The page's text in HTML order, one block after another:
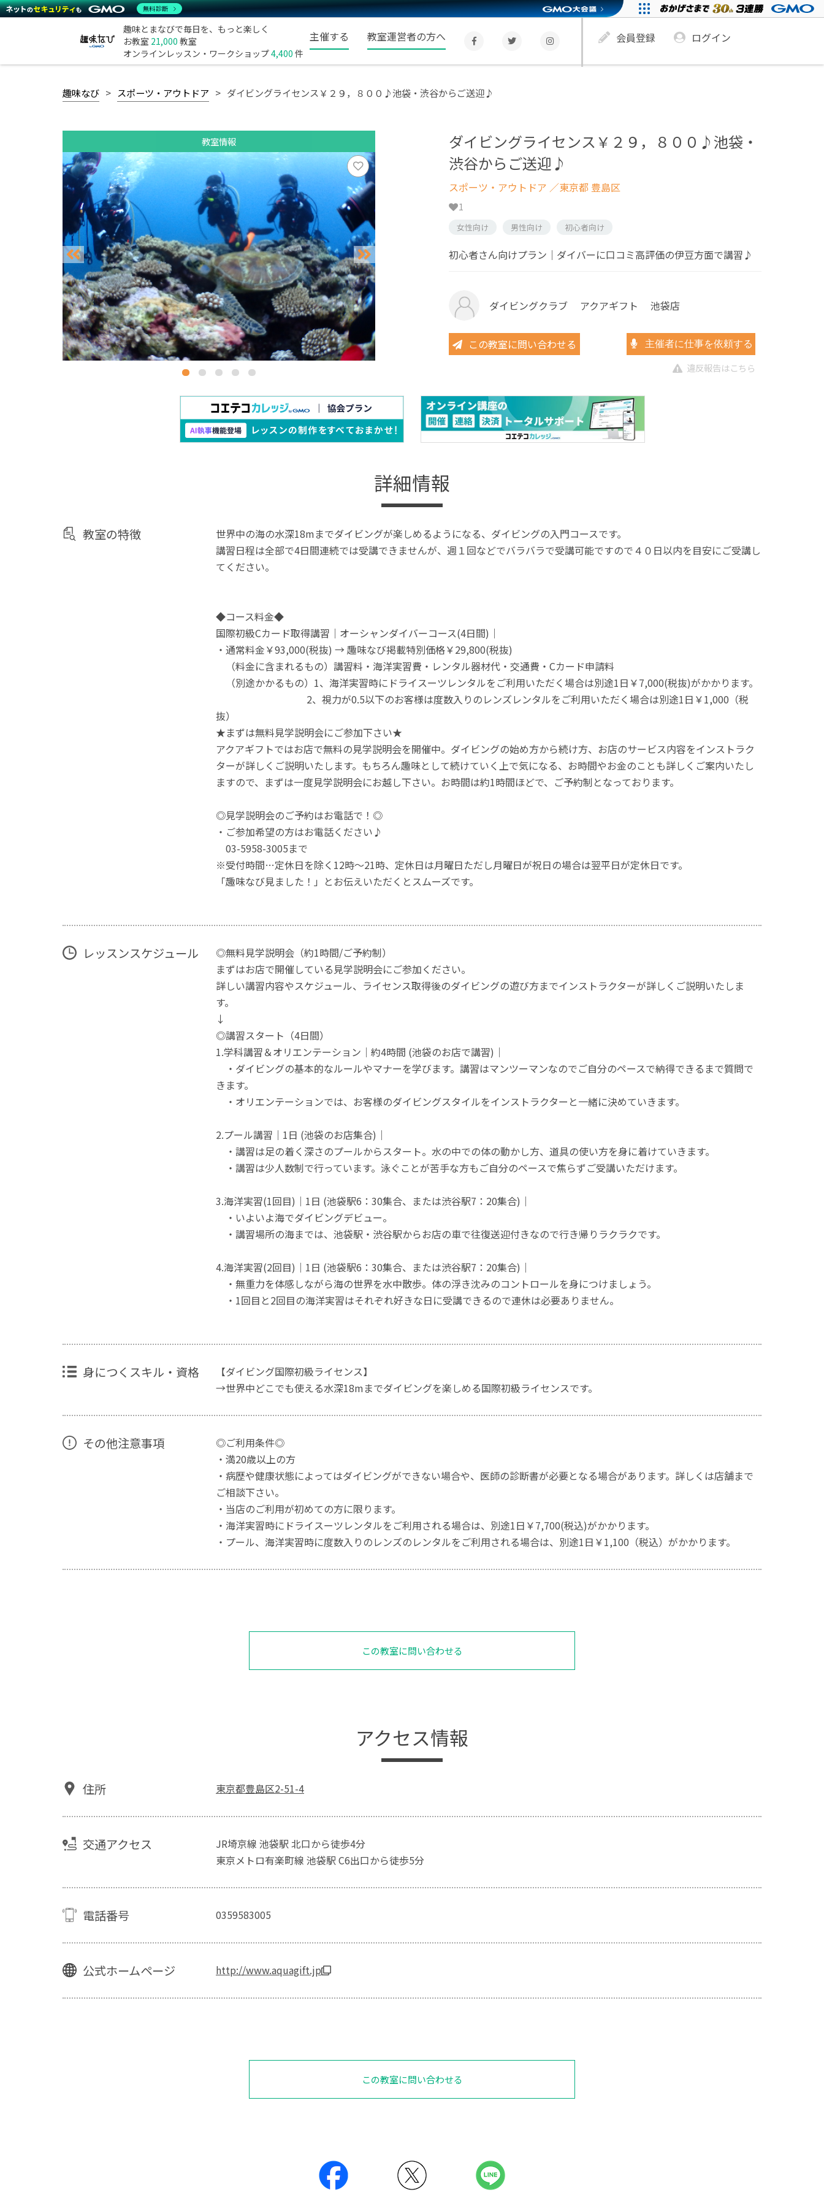
趣味とまなびで毎日を、もっと楽しく
お教室 21,000 教室
オンラインレッスン・ワークショップ4,400 件
主催する 教室運営者の方へ 会員登録 ログイン
趣味なび スポーツ・アウトドア ダイビングライセンス￥２９，８００♪池袋・渋谷からご送迎♪
教室情報
ダイビングライセンス￥２９，８００♪池袋・
渋谷からご送迎♪
スポーツ・アウトドア ／東京都 豊島区
1
女性向け 男性向け 初心者向け
初心者さん向けプラン｜ダイバーに口コミ高評価の伊豆方面で講習♪
ダイビングクラブ アクアギフト 池袋店
この教室に問い合わせる 主催者に仕事を依頼する
違反報告はこちら
詳細情報
教室の特徴
世界中の海の水深18mまでダイビングが楽しめるようになる、ダイビングの入門コースです。
講習日程は全部で4日間連続では受講できませんが、週１回などでバラバラで受講可能ですので４０日以内を目安にご受講し
てください。
◆コース料金◆
国際初級Cカード取得講習｜オーシャンダイバーコース(4日間)｜
・通常料金￥93,000(税抜) → 趣味なび掲載特別価格￥29,800(税抜)
（料金に含まれるもの）講習料・海洋実習費・レンタル器材代・交通費・Cカード申請料
（別途かかるもの）1、海洋実習時にドライスーツレンタルをご利用いただく場合は別途1日￥7,000(税抜)がかかります。
2、視力が0.5以下のお客様は度数入りのレンズレンタルをご利用いただく場合は別途1日￥1,000（税
抜）
★まずは無料見学説明会にご参加下さい★
アクアギフトではお店で無料の見学説明会を開催中。ダイビングの始め方から続け方、お店のサービス内容をインストラク
ターが詳しくご説明いたします。もちろん趣味として続けていく上で気になる、お時間やお金のことも詳しくご案内いたし
ますので、まずは一度見学説明会にお越し下さい。お時間は約1時間ほどで、ご予約制となっております。
◎見学説明会のご予約はお電話で！◎
・ご参加希望の方はお電話ください♪
03-5958-3005まで
※受付時間…定休日を除く12時～21時、定休日は月曜日ただし月曜日が祝日の場合は翌平日が定休日です。
「趣味なび見ました！」とお伝えいただくとスムーズです。
レッスンスケジュール
◎無料見学説明会（約1時間/ご予約制）
まずはお店で開催している見学説明会にご参加ください。
詳しい講習内容やスケジュール、ライセンス取得後のダイビングの遊び方までインストラクターが詳しくご説明いたしま
す。
↓
◎講習スタート（4日間）
1.学科講習＆オリエンテーション｜約4時間 (池袋のお店で講習)｜
・ダイビングの基本的なルールやマナーを学びます。講習はマンツーマンなのでご自分のペースで納得できるまで質問で
きます。
・オリエンテーションでは、お客様のダイビングスタイルをインストラクターと一緒に決めていきます。
2.プール講習｜1日 (池袋のお店集合)｜
・講習は足の着く深さのプールからスタート。水の中での体の動かし方、道具の使い方を身に着けていきます。
・講習は少人数制で行っています。泳ぐことが苦手な方もご自分のペースで焦らずご受講いただけます。
3.海洋実習(1回目)｜1日 (池袋駅6：30集合、または渋谷駅7：20集合)｜
・いよいよ海でダイビングデビュー。
・講習場所の海までは、池袋駅・渋谷駅からお店の車で往復送迎付きなので行き帰りラクラクです。
4.海洋実習(2回目)｜1日 (池袋駅6：30集合、または渋谷駅7：20集合)｜
・無重力を体感しながら海の世界を水中散歩。体の浮き沈みのコントロールを身につけましょう。
・1回目と2回目の海洋実習はそれぞれ好きな日に受講できるので連休は必要ありません。
身につくスキル・資格
【ダイビング国際初級ライセンス】
→世界中どこでも使える水深18mまでダイビングを楽しめる国際初級ライセンスです。
その他注意事項
◎ご利用条件◎
・満20歳以上の方
・病歴や健康状態によってはダイビングができない場合や、医師の診断書が必要となる場合があります。詳しくは店舗まで
ご相談下さい。
・当店のご利用が初めての方に限ります。
・海洋実習時にドライスーツレンタルをご利用される場合は、別途1日￥7,700(税込)がかかります。
・プール、海洋実習時に度数入りのレンズのレンタルをご利用される場合は、別途1日￥1,100（税込）がかかります。
この教室に問い合わせる
アクセス情報
住所 東京都豊島区2-51-4
交通アクセス
JR埼京線 池袋駅 北口から徒歩4分
東京メトロ有楽町線 池袋駅 C6出口から徒歩5分
電話番号 0359583005
公式ホームページ http://www.aquagift.jp
この教室に問い合わせる
無料診断